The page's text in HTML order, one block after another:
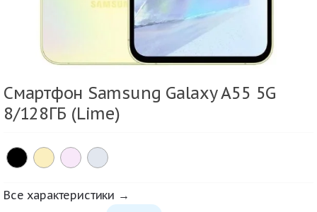
Смартфон Samsung Galaxy A55 5G
8/128ГБ (Lime)
Все характеристики →